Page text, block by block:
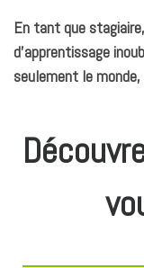
En tant que
d’apprentissage
seulement le